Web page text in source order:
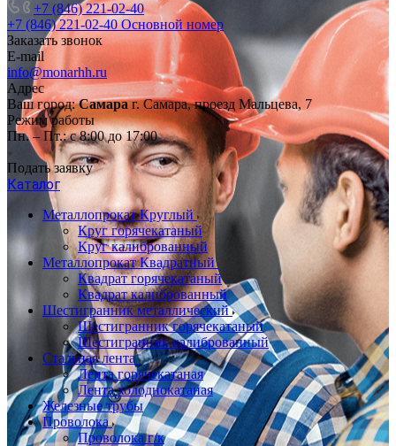
+7 (846) 221-02-40
+7 (846) 221-02-40Основной номер
Заказать звонок
E-mail
info@monarhh.ru
Адрес
Ваш город:Самара г. Самара, проезд Мальцева, 7
Режим работы
Пн. – Пт.: с 8:00 до 17:00
Подать заявку
Каталог
Металлопрокат Круглый
Круг горячекатаный
Круг калиброванный
Металлопрокат Квадратный
Квадрат горячекатаный
Квадрат калиброванный
Шестигранник металлический
Шестигранник горячекатаный
Шестигранник калиброванный
Стальная лента
Лента горячекатаная
Лента холоднокатаная
Железные трубы
Проволока
Проволока г/к